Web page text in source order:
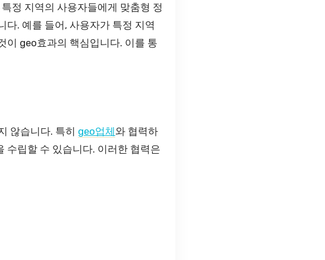
정 지역의 사용자들에게 맞춤형 정
다. 예를 들어, 사용자가 특정 지역
이 geo효과의 핵심입니다. 이를 통
않습니다. 특히 geo업체 와 협력하
수립할 수 있습니다. 이러한 협력은